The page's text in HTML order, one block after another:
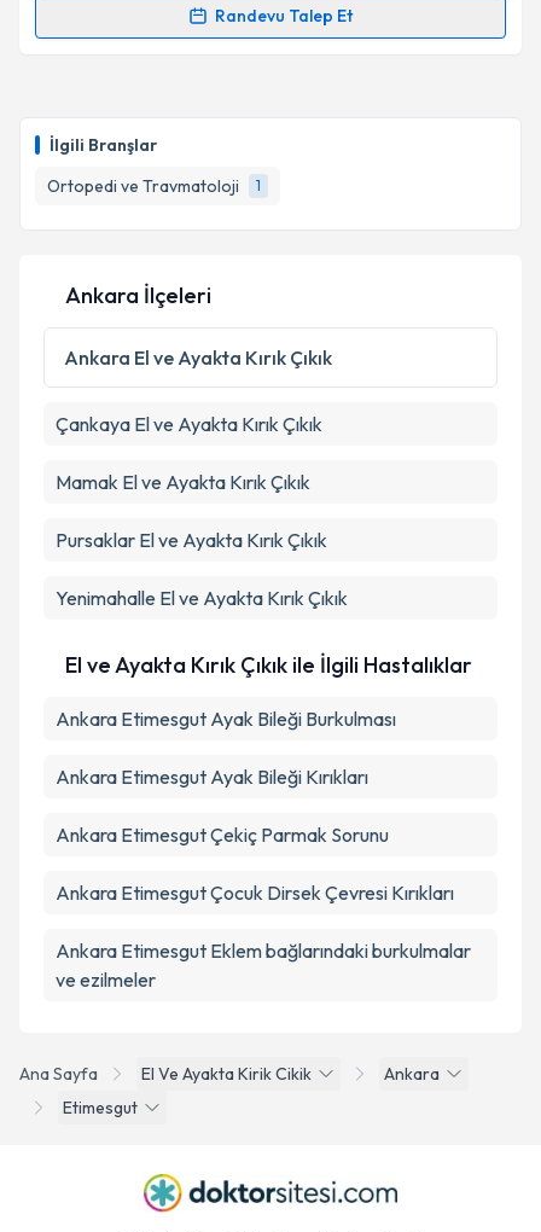
İlgili Branşlar
Ortopedi ve Travmatoloji
1
kapsamda işlenmesini kabul ediyorum.
Randevu Talep Et
Randevu Takvimi Talebi
takvim hazırlandığında e-posta ile bilgilendireceğiz.
Kişisel verilerimin işlenmesine ilişkinAydınlatma
Metni
'ni okudum ve kişisel verilerimin belirtilen
kapsamda işlenmesini kabul ediyorum.
Ana Sayfa El Ve Ayakta Kirik Cikik
Ankara
Etimesgut
Ankara İlçeleri
Ankara El ve Ayakta Kırık Çıkık
Çankaya El ve Ayakta Kırık Çıkık
Mamak El ve Ayakta Kırık Çıkık
Pursaklar El ve Ayakta Kırık Çıkık
Yenimahalle El ve Ayakta Kırık Çıkık
El ve Ayakta Kırık Çıkık ile İlgili Hastalıklar
Ankara Etimesgut Ayak Bileği Burkulması
Ankara Etimesgut Ayak Bileği Kırıkları
Ankara Etimesgut Çekiç Parmak Sorunu
Ankara Etimesgut Çocuk Dirsek Çevresi Kırıkları
Ankara Etimesgut Eklem bağlarındaki burkulmalar
ve ezilmeler